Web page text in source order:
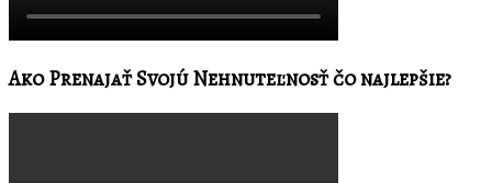
Ako Prenajať Svojú Nehnuteľnosť čo najlepšie?